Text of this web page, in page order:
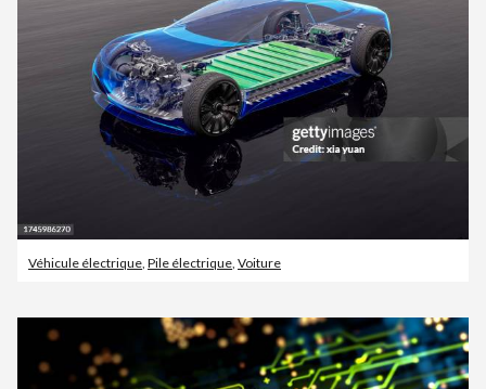
Véhicule électrique, Pile électrique, Voiture